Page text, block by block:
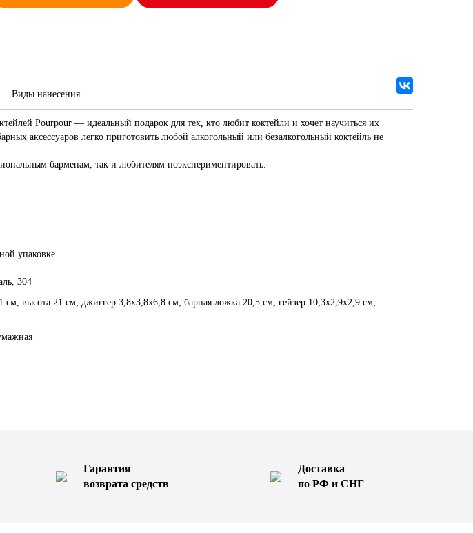
Виды нанесения
Pourpour — идеальный подарок для тех, кто любит коктейли и хочет научиться их
аксессуаров легко приготовить любой алкогольный или безалкогольный коктейль не
барменам, так и любителям поэкспериментировать.
упаковке.
304
см, высота 21 см; джиггер 3,8х3,8х6,8 см; барная ложка 20,5 см; гейзер 10,3х2,9х2,9 см;
Гарантия
возврата средств
Доставка
по РФ и СНГ